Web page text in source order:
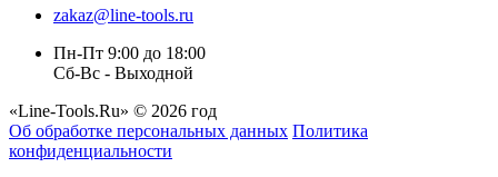
zakaz@line-tools.ru
Пн-Пт 9:00 до 18:00
Сб-Вс - Выходной
«Line-Tools.Ru» © 2026 год
Об обработке персональных данных Политика
конфиденциальности